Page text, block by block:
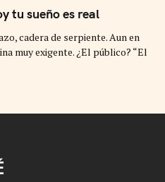
tu sueño es real
cadera de serpiente. Aun en
muy exigente. ¿El público? “El